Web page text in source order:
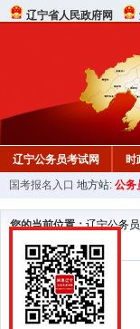
辽宁省人民政府网
辽宁公务员考试网 时
在线咨询 教材中心
国考报名入口 地方站: 公务
您的当前位置：辽宁公务